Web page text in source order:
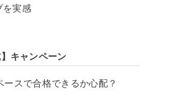
を実感
キャンペーン
ースで合格できるか心配？